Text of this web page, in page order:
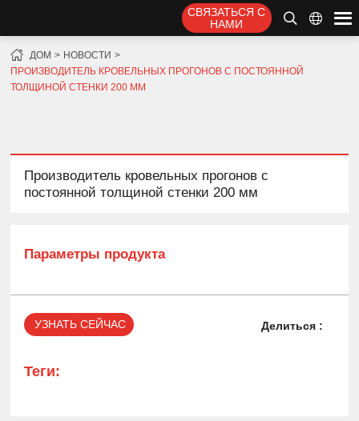
СВЯЗАТЬСЯ С
НАМИ
ДОМ
НОВОСТИ
ПРОИЗВОДИТЕЛЬ КРОВЕЛЬНЫХ ПРОГОНОВ С ПОСТОЯННОЙ
ТОЛЩИНОЙ СТЕНКИ 200 ММ
Производитель кровельных прогонов с
постоянной толщиной стенки 200 мм
Параметры продукта
УЗНАТЬ СЕЙЧАС Делиться :
Теги: